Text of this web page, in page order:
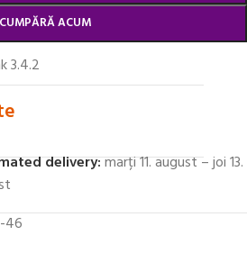
CUMPĂRĂ ACUM
delivery:marți 11. august – joi 13.
46